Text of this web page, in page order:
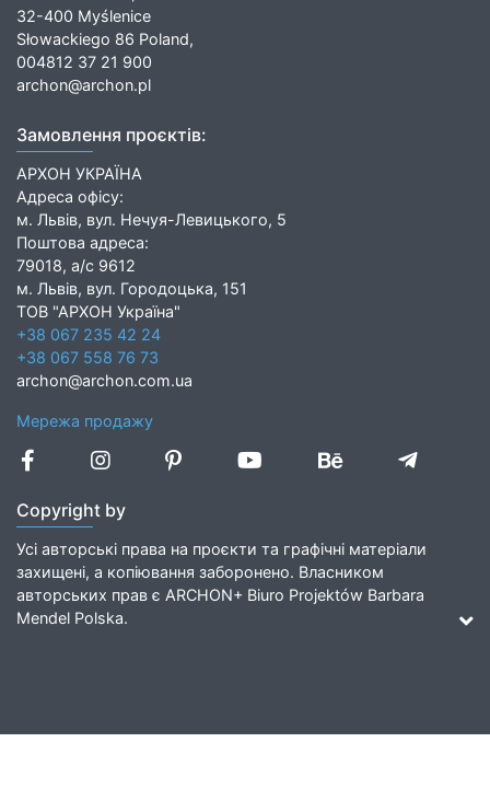
32-400 Myślenice
Słowackiego 86 Poland,
004812 37 21 900
archon@archon.pl
Замовлення проєктів:
АРХОН УКРАЇНА
Адреса офісу:
м. Львів, вул. Нечуя-Левицького, 5
Поштова адреса:
79018, а/с 9612
м. Львів, вул. Городоцька, 151
ТОВ "АРХОН Україна"
+38 067 235 42 24
+38 067 558 76 73
archon@archon.com.ua
Мережа продажу
Copyright by
Усі авторські права на проєкти та графічні матеріали
захищені, а копіювання заборонено. Власником
авторських прав є ARCHON+ Biuro Projektów Barbara
Mendel Polska.